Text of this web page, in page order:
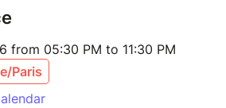
from 05:30 PM to 11:30 PM
Paris